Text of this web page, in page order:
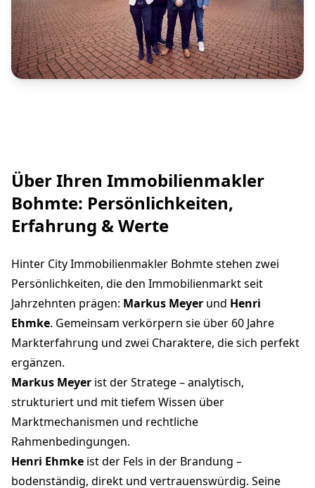
Über Ihren Immobilienmakler
Bohmte: Persönlichkeiten,
Erfahrung & Werte
Hinter City Immobilienmakler Bohmte stehen zwei
Persönlichkeiten, die den Immobilienmarkt seit
Jahrzehnten prägen: Markus Meyer und Henri
Ehmke. Gemeinsam verkörpern sie über 60 Jahre
Markterfahrung und zwei Charaktere, die sich perfekt
ergänzen.
Markus Meyer ist der Stratege – analytisch,
strukturiert und mit tiefem Wissen über
Marktmechanismen und rechtliche
Rahmenbedingungen.
Henri Ehmke ist der Fels in der Brandung –
bodenständig, direkt und vertrauenswürdig. Seine